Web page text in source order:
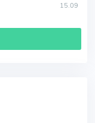
15.09